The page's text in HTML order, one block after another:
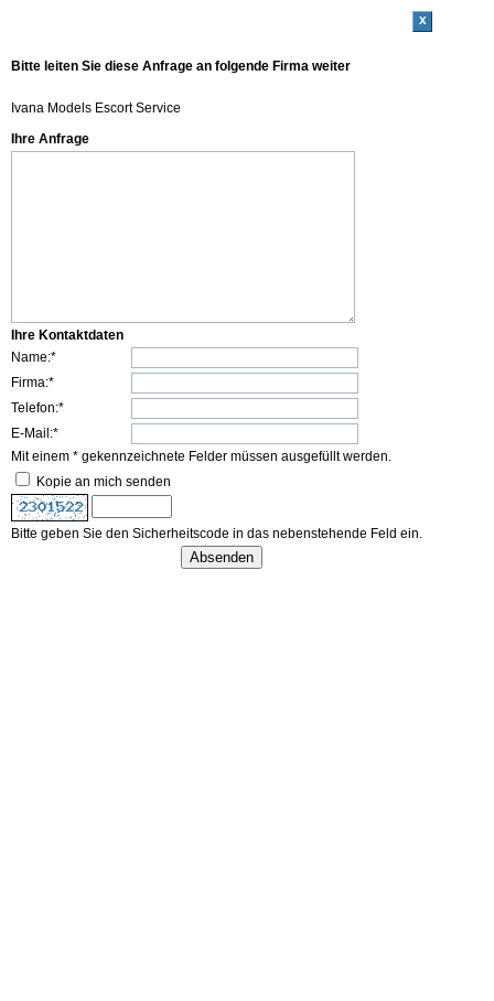
x
Bitte leiten Sie diese Anfrage an folgende Firma weiter
Ivana Models Escort Service
Ihre Anfrage
Ihre Kontaktdaten
Name:*
Firma:*
Telefon:*
E-Mail:*
Mit einem * gekennzeichnete Felder müssen ausgefüllt werden.
Kopie an mich senden
Bitte geben Sie den Sicherheitscode in das nebenstehende Feld ein.